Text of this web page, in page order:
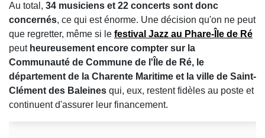
Au total, 34 musiciens et 22 concerts sont donc
concernés, ce qui est énorme. Une décision qu'on ne peut
que regretter, même si le festival Jazz au Phare-Île de Ré
peut heureusement encore compter sur la
Communauté de Commune de l'Île de Ré, le
département de la Charente Maritime et la ville de Saint-
Clément des Baleines qui, eux, restent fidèles au poste et
continuent d'assurer leur financement.